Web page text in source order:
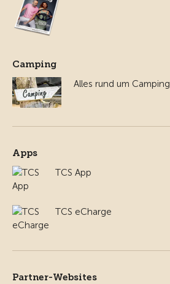
Camping
Alles rund um Camping
Apps
TCS App
TCS eCharge
Partner-Websites